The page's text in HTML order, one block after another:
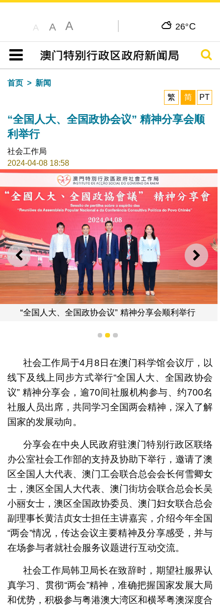
A A A 26°C
目录
搜寻
首页
新闻
繁
简 PT
“全国人大、全国政协会议” 精神分享会顺
利举行
社会工作局
2024-04-08 18:58
上一则 下一
“全国人大、全国政协会议” 精神分享会顺利举行
1 2 3
社会工作局于4月8日在澳门科学馆会议厅，以
线下及线上同步方式举行“全国人大、全国政协会
议” 精神分享会，逾70间社服机构参与、约700名
社服人员出席，共同学习全国两会精神，深入了解
国家的发展动向。
分享会在中央人民政府驻澳门特别行政区联络
办公室社会工作部的支持及协助下举行，邀请了澳
区全国人大代表、澳门工会联合总会会长何雪卿女
士，澳区全国人大代表、澳门街坊会联合总会长吴
小丽女士，澳区全国政协委员、澳门妇女联合总会
副理事长黄洁贞女士担任主讲嘉宾，介绍今年全国
“两会”情况，传达会议主要精神及分享感受，并与
在场参与者就社会服务议题进行互动交流。
社会工作局韩卫局长在致辞时，期望社服界认
真学习、贯彻“两会”精神，准确把握国家发展大局
和优势，积极参与粤港澳大湾区和横琴粤澳深度合